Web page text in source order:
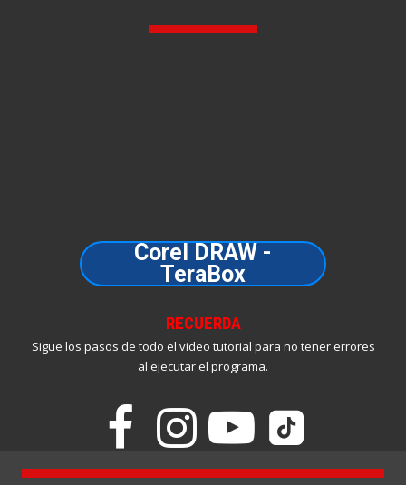
Corel DRAW -
TeraBox
RECUERDA
Sigue los pasos de todo el video tutorial para no tener errores
al ejecutar el programa.
   